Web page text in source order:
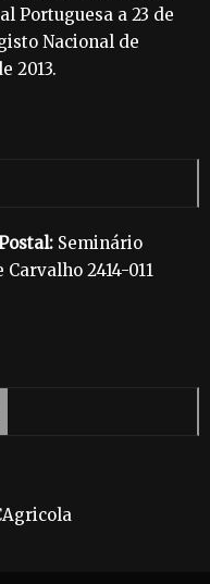
Portuguesa a 23 de
Nacional de
2013.
Seminário
2414-011